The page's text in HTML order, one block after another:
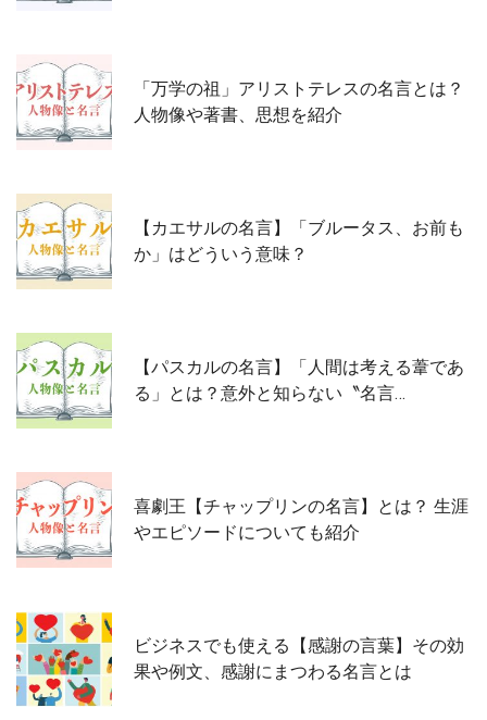
「万学の祖」アリストテレスの名言とは？
人物像や著書、思想を紹介
【カエサルの名言】「ブルータス、お前も
か」はどういう意味？
【パスカルの名言】「人間は考える葦であ
る」とは？意外と知らない〝名言…
喜劇王【チャップリンの名言】とは？ 生涯
やエピソードについても紹介
ビジネスでも使える【感謝の言葉】その効
果や例文、感謝にまつわる名言とは